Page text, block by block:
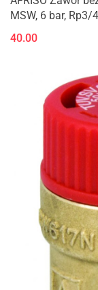
MSW, 6 bar, Rp3/
40.00